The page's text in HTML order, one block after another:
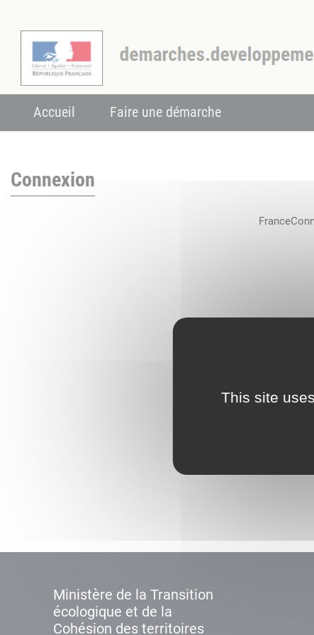
This site
Accueil Faire une démarche
Connexion
Ministère de la Transition
écologique et de la
Cohésion des territoires